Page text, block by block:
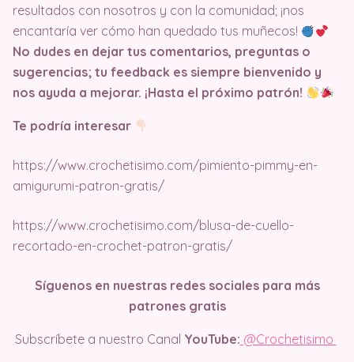
resultados con nosotros y con la comunidad; ¡nos
encantaría ver cómo han quedado tus muñecos!
No dudes en dejar tus comentarios, preguntas o
sugerencias; tu feedback es siempre bienvenido y
nos ayuda a mejorar. ¡Hasta el próximo patrón!
Te podría interesar
https://www.crochetisimo.com/pimiento-pimmy-en-
amigurumi-patron-gratis/
https://www.crochetisimo.com/blusa-de-cuello-
recortado-en-crochet-patron-gratis/
Síguenos en nuestras redes sociales para más
patrones gratis
Subscríbete a nuestro Canal YouTube: @Crochetisimo